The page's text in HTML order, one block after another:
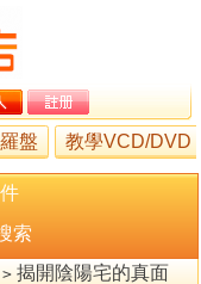
盤 教學VCD/DVD
索
> 揭開陰陽宅的真面